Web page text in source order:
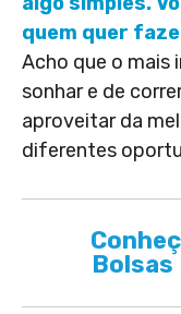
quem quer
Acho que o mais
sonhar e de
aproveitar da
diferentes